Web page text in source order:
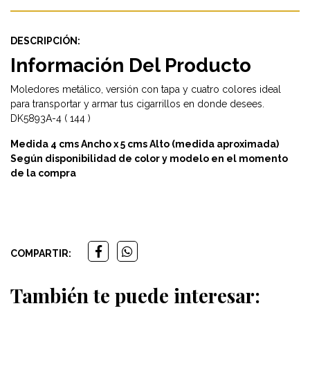
DESCRIPCIÓN:
Información Del Producto
Moledores metálico, versión con tapa y cuatro colores ideal
para transportar y armar tus cigarrillos en donde desees.
DK5893A-4 ( 144 )
Medida 4 cms Ancho x 5 cms Alto (medida aproximada)
Según disponibilidad de color y modelo en el momento
de la compra
COMPARTIR:
También te puede interesar: